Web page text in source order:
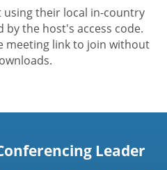
their local in-country
the host's access code.
meeting link to join without
Leader